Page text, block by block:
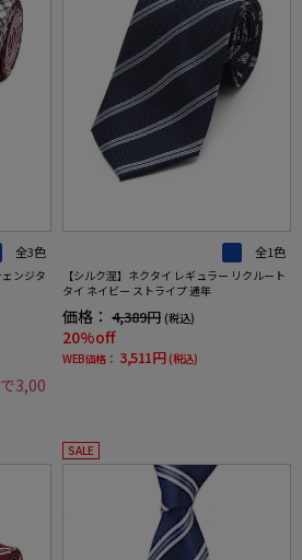
全3色
ンジタ
3,00
全1色
【シルク混】ネクタイ レギュラー リクルート
タイ ネイビー ストライプ 通年
価格： 4,389円 (税込)
20%off
WEB価格： 3,511円 (税込)
SALE